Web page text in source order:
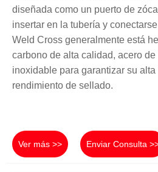
diseñada como un puerto de
insertar en la tubería y
Weld Cross generalmente está
carbono de alta calidad, acero
inoxidable para garantizar su
rendimiento de sellado.
Ver más >> Enviar Consulta